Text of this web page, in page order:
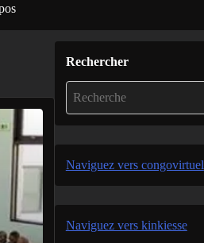
Rechercher
Naviguez vers congovirtuel
Naviguez vers kinkiesse